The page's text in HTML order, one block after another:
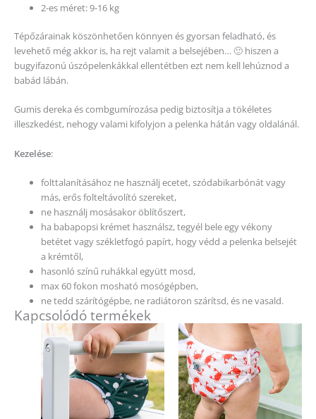
2-es méret: 9-16 kg
Tépőzárainak köszönhetően könnyen és gyorsan feladható, és
levehető még akkor is, ha rejt valamit a belsejében… 🙂 hiszen a
bugyifazonú úszópelenkákkal ellentétben ezt nem kell lehúznod a
babád lábán.
Gumis dereka és combgumírozása pedig biztosítja a tökéletes
illeszkedést, nehogy valami kifolyjon a pelenka hátán vagy oldalánál.
Kezelése:
folttalanításához ne használj ecetet, szódabikarbónát vagy
más, erős folteltávolító szereket,
ne használj mosásakor öblítőszert,
ha babapopsi krémet használsz, tegyél bele egy vékony
betétet vagy székletfogó papírt, hogy védd a pelenka belsejét
a krémtől,
hasonló színű ruhákkal együtt mosd,
max 60 fokon mosható mosógépben,
ne tedd szárítógépbe, ne radiátoron szárítsd, és ne vasald.
Kapcsolódó termékek
Ennek
a
terméknek
több
variációja
van.
Ennek
terméknek
több
variációja
van.